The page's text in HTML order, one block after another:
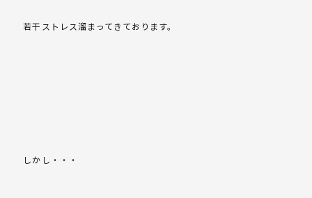
若干ストレス溜まってきております。
しかし・・・